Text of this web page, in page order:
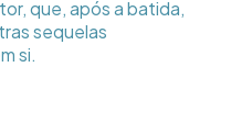
que, após a batida,
sequelas
si.